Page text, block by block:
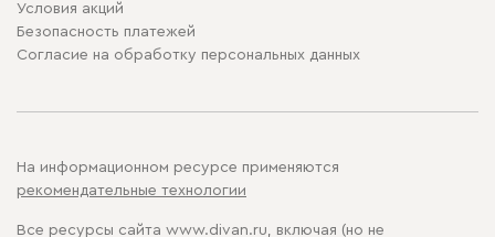
Условия акций
Безопасность платежей
Cогласие на обработку персональных данных
На информационном ресурсе применяются
рекомендательные технологии
Все ресурсы сайта www.divan.ru, включая (но не